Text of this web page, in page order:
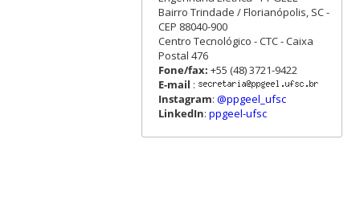
Bairro Trindade / Florianópolis, SC -
CEP 88040-900
Centro Tecnológico - CTC - Caixa
Postal 476
Fone/fax: +55 (48) 3721-9422
E-mail :
Instagram: @ppgeel_ufsc
LinkedIn: ppgeel-ufsc